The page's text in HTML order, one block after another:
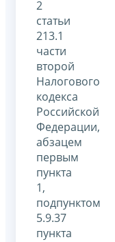
2
статьи
213.1
части
второй
Налогового
кодекса
Российской
Федерации,
абзацем
первым
пункта
1,
подпунктом
5.9.37
пункта